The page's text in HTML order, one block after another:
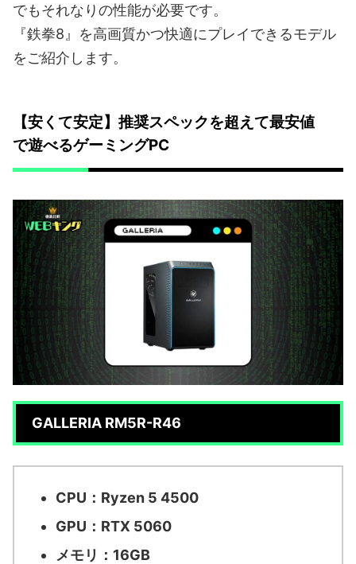
でもそれなりの性能が必要です。
『鉄拳8』を高画質かつ快適にプレイできるモデル
をご紹介します。
【安くて安定】推奨スペックを超えて最安値
で遊べるゲーミングPC
GALLERIA RM5R-R46
CPU：Ryzen 5 4500
GPU：RTX 5060
メモリ：16GB